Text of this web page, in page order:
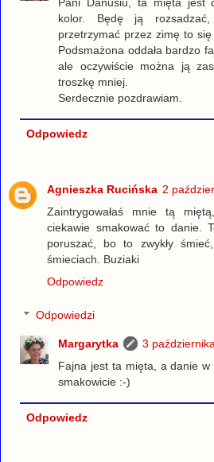
kolor. Będę ją
przetrzymać przez zimę to
Podsmażona oddała bardzo
ale oczywiście można ją
troszkę mniej.
Serdecznie pozdrawiam.
Odpowiedz
Agnieszka Rucińska 2
Zaintrygowałaś mnie tą
ciekawie smakować to danie.
poruszać, bo to zwykły
śmieciach. Buziaki
Odpowiedz
Odpowiedzi
Margarytka
3
Fajna jest ta mięta, a danie w
smakowicie :-)
Odpowiedz